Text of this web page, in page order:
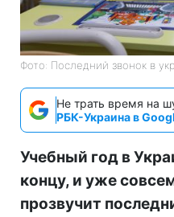
Фото: Последний звонок в
Не трать время на
РБК-Украина в
Учебный год в
концу, и уже
прозвучит